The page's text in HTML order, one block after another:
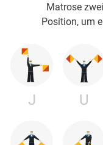
Matrose
Position, um
J U